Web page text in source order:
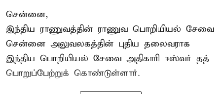
சென்னை,
இந்திய ராணுவத்தின் ராணுவ பொறியியல் சேவை
சென்னை அலுவலகத்தின் புதிய தலைவராக
இந்திய பொறியியல் சேவை அதிகாரி ஈஸ்வர் தத்
பொறுப்பேற்றுக் கொண்டுள்ளார்.